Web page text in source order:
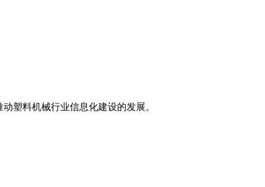
塑料机械行业信息化建设的发展。